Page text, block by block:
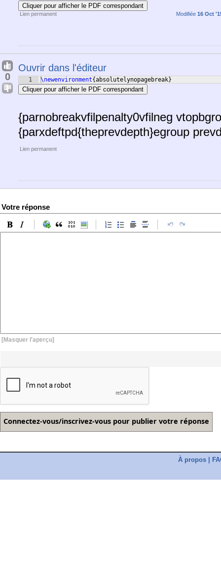
Cliquer pour afficher le PDF correspondant
Lien permanent Modifiée 16 Oct
0
Ouvrir dans l'éditeur
1 \newenvironment{absolutelynopagebreak}
Cliquer pour afficher le PDF correspondant
{parnobreakvfilpenalty0vfilneg
{parxdeftpd{theprevdepth}egroup
Lien permanent
Votre réponse
[Masquer l'aperçu]
À propos